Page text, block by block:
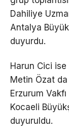
Dahiliye
Antalya
duyurdu.
Harun Cici ise
Metin Özat
Erzurum
Kocaeli
duyuruldu.